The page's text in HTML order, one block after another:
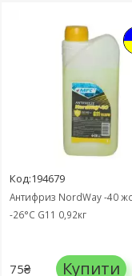
Код:194679
Антифриз NordWay -40
-26°C G11 0,92кг
75₴ Купити